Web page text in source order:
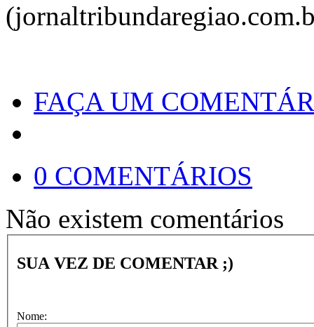
FAÇA UM
0 COMENTÁRIOS
Não existem comentários
SUA VEZ DE COMENTAR ;)
Nome: